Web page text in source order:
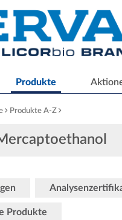
Produkte
Produkte A-Z
Produkte